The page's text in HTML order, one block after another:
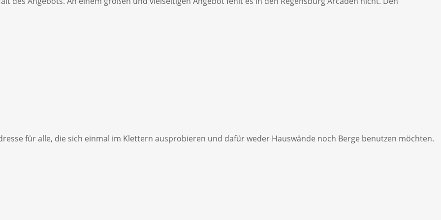
für alle, die sich einmal im Klettern ausprobieren und dafür weder Hauswände noch Berge benutzen möchten.